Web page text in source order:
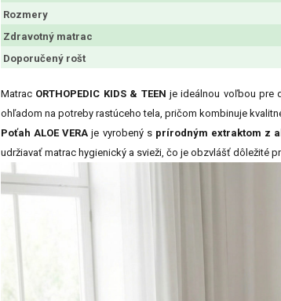
Rozmery
Zdravotný matrac
Doporučený rošt
Matrac ORTHOPEDIC KIDS & TEEN je ideálnou voľbou pre
ohľadom na potreby rastúceho tela, pričom kombinuje
Poťah ALOE VERA je vyrobený s prírodným extraktom z
udržiavať matrac hygienický a svieži, čo je obzvlášť dôležité